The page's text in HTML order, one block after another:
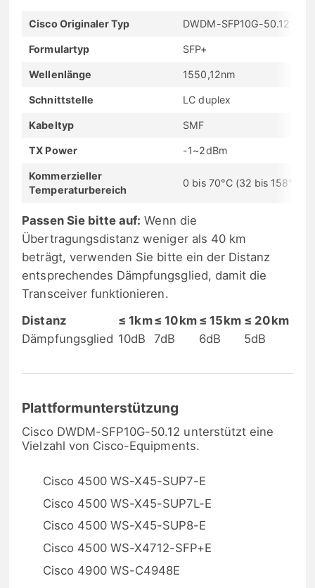
Cisco Originaler Typ DWDM-SFP10G-50.12
Formulartyp SFP+
Wellenlänge 1550,12nm
Schnittstelle LC duplex
Kabeltyp SMF
TX Power -1~2dBm
Kommerzieller
Temperaturbereich
0 bis 70°C (32 bis 158°F)
Passen Sie bitte auf: Wenn die
Übertragungsdistanz weniger als 40 km
beträgt, verwenden Sie bitte ein der Distanz
entsprechendes Dämpfungsglied, damit die
Transceiver funktionieren.
Distanz
≤ 1km≤ 10km ≤ 15km ≤ 20km
Dämpfungsglied 10dB 7dB 6dB 5dB
Plattformunterstützung
Cisco DWDM-SFP10G-50.12 unterstützt eine
Vielzahl von Cisco-Equipments.
Cisco 4500 WS-X45-SUP7-E
Cisco 4500 WS-X45-SUP7L-E
Cisco 4500 WS-X45-SUP8-E
Cisco 4500 WS-X4712-SFP+E
Cisco 4900 WS-C4948E